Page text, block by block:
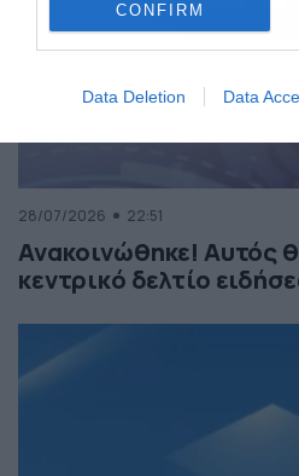
CONFIRM
Data Deletion Data
28/07/2026 22:51
Ανακοινώθηκε! Αυτός
κεντρικό δελτίο